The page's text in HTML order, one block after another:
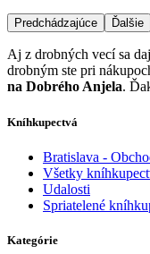
Predchádzajúce Ďalšie
Aj z drobných vecí sa
drobným ste pri
na Dobrého Anjela.
Kníhkupectvá
Bratislava -
Všetky
Udalosti
Spriatelené
Kategórie